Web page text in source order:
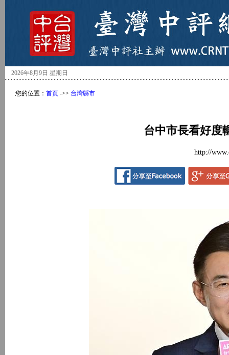
2026年8月9日 星期日
您的位置： 首頁 ->> 台灣縣市
台中市長看好
http://